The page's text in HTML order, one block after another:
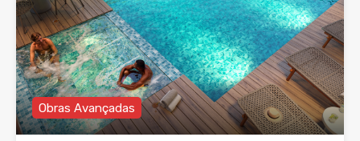
Obras Avançadas